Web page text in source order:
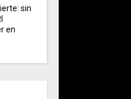
sin
en